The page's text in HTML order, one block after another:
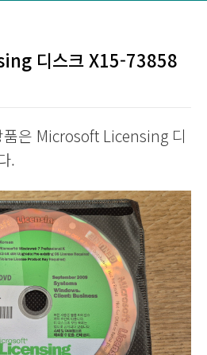
디스크 X15-73858
품은 Microsoft Licensing 디
.